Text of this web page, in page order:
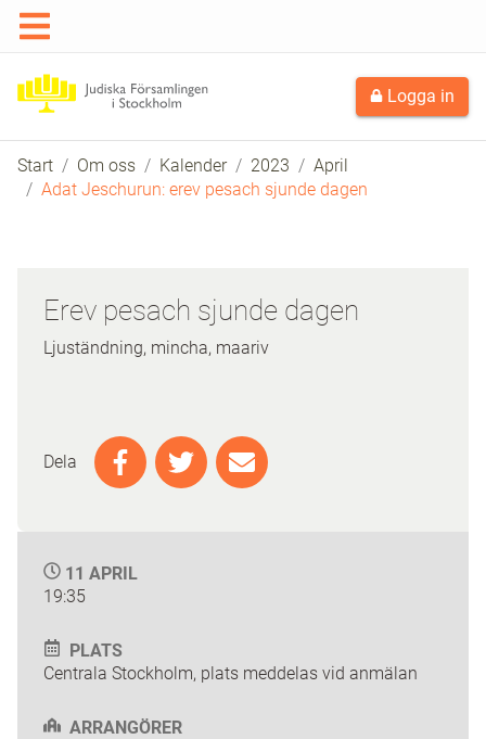
Logga in
Start Om oss Kalender 2023
April
Adat Jeschurun: erev pesach sjunde dagen
Erev pesach sjunde dagen
Ljuständning, mincha, maariv
Dela
11 APRIL
19:35
PLATS
Centrala Stockholm, plats meddelas vid anmälan
ARRANGÖRER